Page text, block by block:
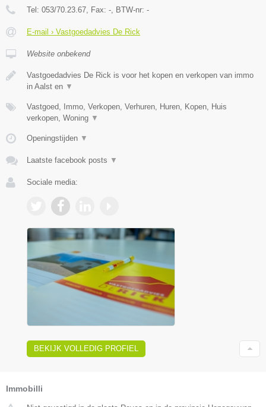
Tel: 053/70.23.67 , Fax: - , BTW-nr: -
E-mail › Vastgoedadvies De Rick
Website onbekend
Vastgoedadvies De Rick is voor het kopen en verkopen van immo
in Aalst en ▼
Vastgoed, Immo, Verkopen, Verhuren, Huren, Kopen, Huis
verkopen, Woning ▼
Openingstijden ▼
Laatste facebook posts ▼
Sociale media:
BEKIJK VOLLEDIG PROFIEL
Immobilli